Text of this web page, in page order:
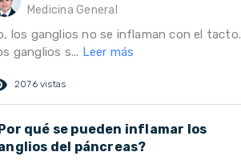
Medicina General
los ganglios no se inflaman con el tacto.
ganglios s... Leer más
2076 vistas
qué se pueden inflamar los
del páncreas?